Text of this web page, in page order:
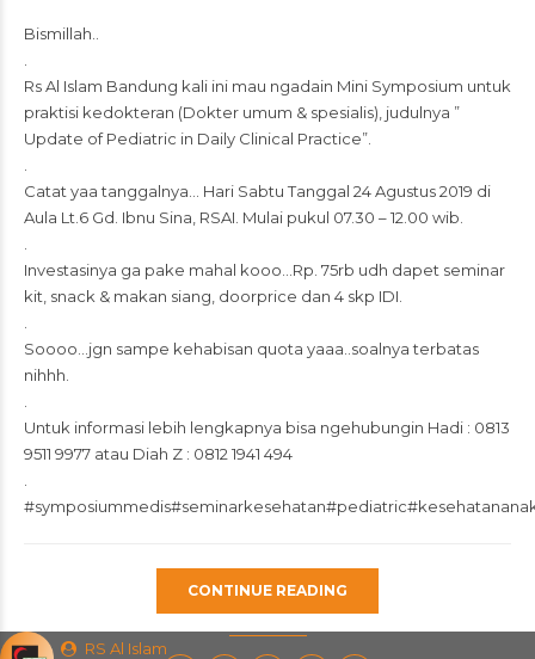
RS Al Islam
Bismillah..
Rs Al Islam Bandung kali ini mau ngadain Mini Symposium untuk
praktisi kedokteran (Dokter umum & spesialis), judulnya ”
Update of Pediatric in Daily Clinical Practice”.
Catat yaa tanggalnya… Hari Sabtu Tanggal 24 Agustus 2019 di
Aula Lt.6 Gd. Ibnu Sina, RSAI. Mulai pukul 07.30 – 12.00 wib.
Investasinya ga pake mahal kooo…Rp. 75rb udh dapet seminar
kit, snack & makan siang, doorprice dan 4 skp IDI.
Soooo…jgn sampe kehabisan quota yaaa..soalnya terbatas
nihhh.
Untuk informasi lebih lengkapnya bisa ngehubungin Hadi : 0813
9511 9977 atau Diah Z : 0812 1941 494
#symposiummedis
CONTINUE READING